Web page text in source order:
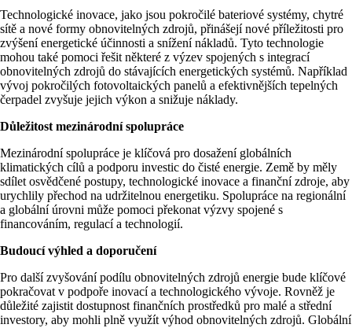
Technologické inovace, jako jsou pokročilé bateriové systémy, chytré
sítě a nové formy obnovitelných zdrojů, přinášejí nové příležitosti pro
zvýšení energetické účinnosti a snížení nákladů. Tyto technologie
mohou také pomoci řešit některé z výzev spojených s integrací
obnovitelných zdrojů do stávajících energetických systémů. Například
vývoj pokročilých fotovoltaických panelů a efektivnějších tepelných
čerpadel zvyšuje jejich výkon a snižuje náklady​​.
Důležitost mezinárodní spolupráce
Mezinárodní spolupráce je klíčová pro dosažení globálních
klimatických cílů a podporu investic do čisté energie. Země by měly
sdílet osvědčené postupy, technologické inovace a finanční zdroje, aby
urychlily přechod na udržitelnou energetiku. Spolupráce na regionální
a globální úrovni může pomoci překonat výzvy spojené s
financováním, regulací a technologií​.
Budoucí výhled a doporučení
Pro další zvyšování podílu obnovitelných zdrojů energie bude klíčové
pokračovat v podpoře inovací a technologického vývoje. Rovněž je
důležité zajistit dostupnost finančních prostředků pro malé a střední
investory, aby mohli plně využít výhod obnovitelných zdrojů. Globální